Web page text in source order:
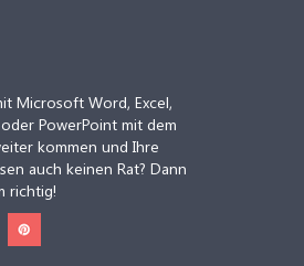
Microsoft Word, Excel,
PowerPoint mit dem
kommen und Ihre
auch keinen Rat? Dann
richtig!